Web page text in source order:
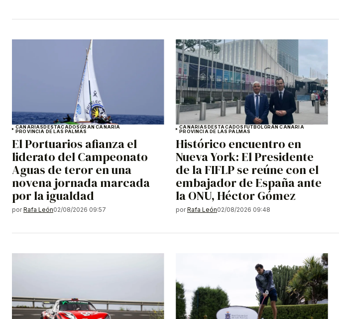
CANARIASDESTACADOSGRAN CANARIA
PROVINCIA DE LAS PALMAS
El Portuarios afianza el
liderato del Campeonato
Aguas de teror en una
novena jornada marcada
por la igualdad
por Rafa León02/08/2026 09:57
CANARIASDESTACADOSFÚTBOLGRAN CANARIA
PROVINCIA DE LAS PALMAS
Histórico encuentro en
Nueva York: El Presidente
de la FIFLP se reúne con el
embajador de España ante
la ONU, Héctor Gómez
por Rafa León02/08/2026 09:48